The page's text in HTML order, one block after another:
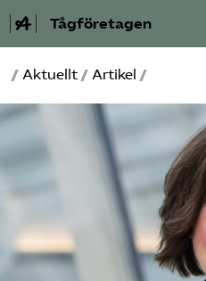
Tågföretagen
Aktuellt
Reformagenda för
Aktiviteter
/ Aktuellt / Artikel /